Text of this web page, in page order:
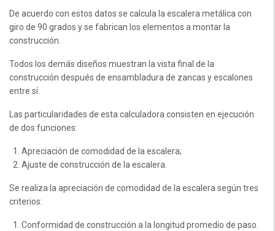
De acuerdo con estos datos se calcula la escalera metálica con
giro de 90 grados y se fabrican los elementos a montar la
construcción.
Todos los demás diseños muestran la vista final de la
construcción después de ensambladura de zancas y escalones
entre sí.
Las particularidades de esta calculadora consisten en ejecución
de dos funciones:
Apreciación de comodidad de la escalera;
Ajuste de construcción de la escalera.
Se realiza la apreciación de comodidad de la escalera según tres
criterios:
Conformidad de construcción a la longitud promedio de paso.